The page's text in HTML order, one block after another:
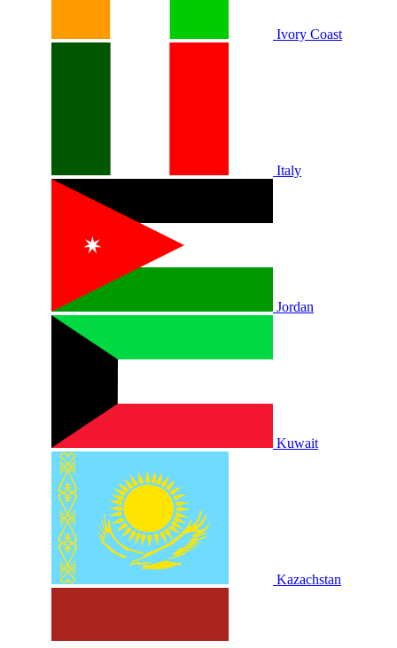
Ivory Coast
Italy
Jordan
Kuwait
Kazachstan